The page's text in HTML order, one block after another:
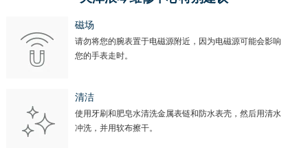
磁场
请勿将您的腕表置于电磁源附近，因为电磁源可能会影响
您的手表走时。
清洁
使用牙刷和肥皂水清洗金属表链和防水表壳，然后用清水
冲洗，并用软布擦干。